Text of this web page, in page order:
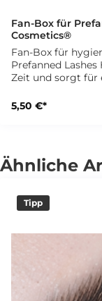
Fan-Box für
Cosmetics®
Fan-Box für
Prefanned Lashes Hygienische Organisation spart
Zeit und sorgt für
für Prefanned
Fertigfächer
integrierten
schnell
Fan-Box eignet
Studios,
Deine Vorteile Hygienische Aufbewahrung für
Prefanned Lashes Eigene Wimpernbox für jede
Kundin möglich Übersichtliche Fächer für
5,50 €*
Ähnliche
Tipp